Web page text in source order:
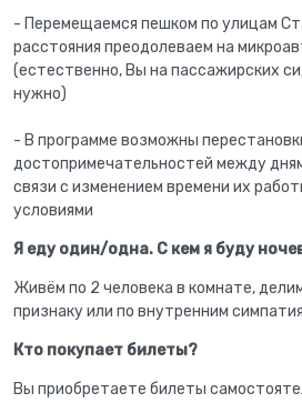
- Перемещаемся пешком по улицам
расстояния преодолеваем на
(естественно, Вы на пассажирских
нужно)
- В программе возможны
достопримечательностей между
связи с изменением времени их
условиями
Я еду один/одна. С кем я буду
Живём по 2 человека в комнате,
признаку или по внутренним
Кто покупает билеты?
Вы приобретаете билеты